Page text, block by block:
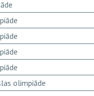
olimpiāde